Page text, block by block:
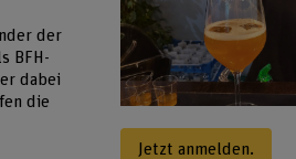
der
BFH-
dabei
die
Jetzt anmelden.